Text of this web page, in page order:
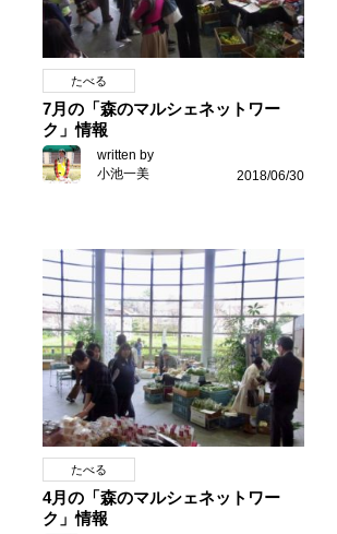
たべる
7月の「森のマルシェネットワー
ク」情報
written by
小池一美
2018/06/30
たべる
4月の「森のマルシェネットワー
ク」情報